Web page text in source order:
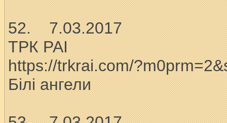
52. 7.03.2017
ТРК РАІ
https://trkrai.com/
Білі ангели